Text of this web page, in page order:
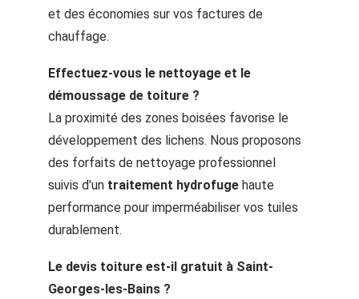
et des économies sur vos factures de
chauffage.
Effectuez-vous le nettoyage et le
démoussage de toiture ?
La proximité des zones boisées favorise le
développement des lichens. Nous proposons
des forfaits de nettoyage professionnel
suivis d'un traitement hydrofuge haute
performance pour imperméabiliser vos tuiles
durablement.
Le devis toiture est-il gratuit à Saint-
Georges-les-Bains ?